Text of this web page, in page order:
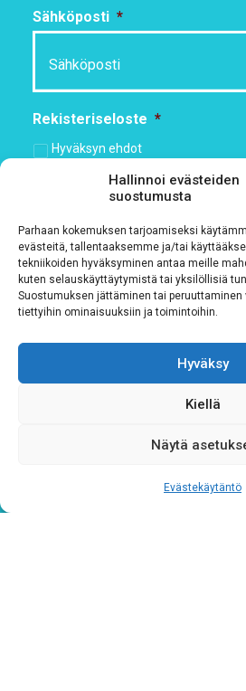
Hallinnoi evästeiden
suostumusta
Parhaan kokemuksen tarjoamiseksi
evästeitä, tallentaaksemme ja/tai
tekniikoiden hyväksyminen antaa meille
kuten selauskäyttäytymistä tai yksilöllisiä
Suostumuksen jättäminen tai
tiettyihin ominaisuuksiin ja toimintoihin.
Hyväksy
Kiellä
Näytä
Evästekäytäntö
Sähköposti *
Rekisteriseloste *
Hyväksyn ehdot
Tutustu rekisteriselosteeseemme
CAPTCHA